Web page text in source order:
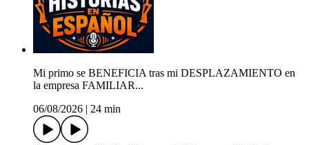
Mi primo se BENEFICIA tras mi DESPLAZAMIENTO en
la empresa FAMILIAR...
06/08/2026
24 min